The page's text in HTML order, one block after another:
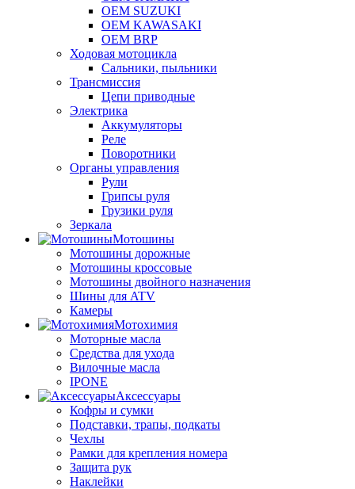
OEM SUZUKI
OEM KAWASAKI
OEM BRP
Ходовая мотоцикла
Сальники, пыльники
Трансмиссия
Цепи приводные
Электрика
Аккумуляторы
Реле
Поворотники
Органы управления
Рули
Грипсы руля
Грузики руля
Зеркала
Мотошины
Мотошины дорожные
Мотошины кроссовые
Мотошины двойного назначения
Шины для ATV
Камеры
Мотохимия
Моторные масла
Средства для ухода
Вилочные масла
IPONE
Аксессуары
Кофры и сумки
Подставки, трапы, подкаты
Чехлы
Рамки для крепления номера
Защита рук
Наклейки